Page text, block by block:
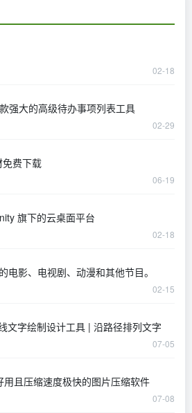
02-18
强大的高级待办事项列表工具
02-29
费下载
06-19
旗下的云桌面平台
02-18
电影、电视剧、动漫和其他节目。
02-15
文字绘制设计工具 | 沿路径排列文字
07-05
且压缩速度极快的图片压缩软件
07-08